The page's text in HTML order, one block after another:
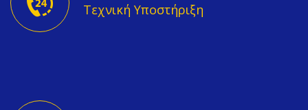
Τεχνική Υποστήριξη